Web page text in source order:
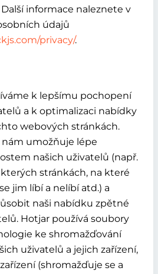
informace naleznete v
údajů
privacy/.
k lepšímu pochopení
a k optimalizaci nabídky
webových stránkách.
umožňuje lépe
našich uživatelů (např.
stránkách, na které
jim líbí a nelíbí atd.) a
naši nabídku zpětné
Hotjar používá soubory
ke shromažďování
uživatelů a jejich zařízení,
(shromažďuje se a